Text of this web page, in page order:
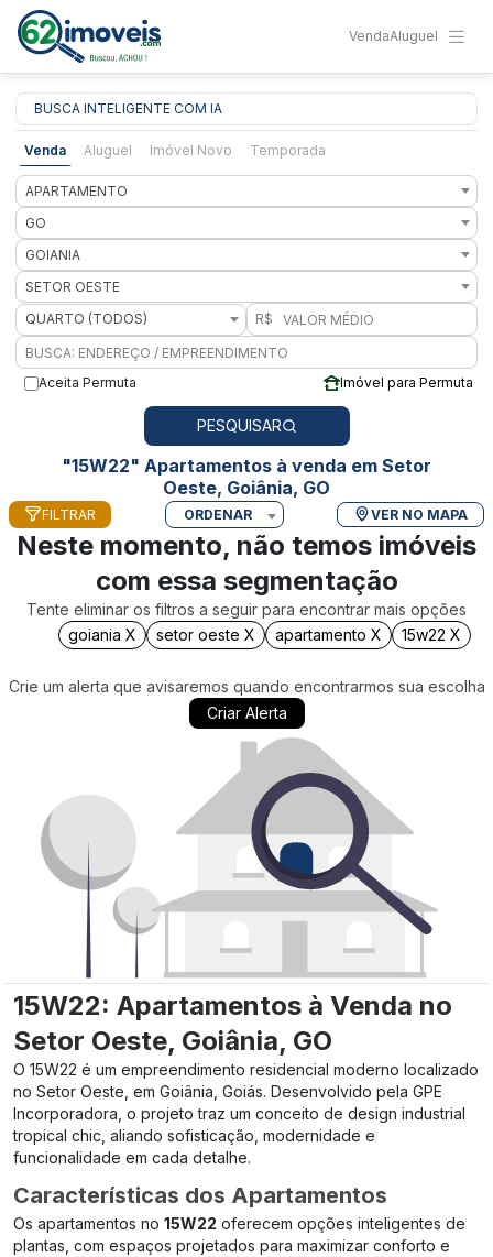
VendaAluguel
BUSCA INTELIGENTE COM IA
Venda Aluguel Imóvel Novo Temporada
APARTAMENTO
GO
GOIANIA
SETOR OESTE
QUARTO (TODOS)
R$
Aceita Permuta Imóvel para Permuta
PESQUISAR
"15W22" Apartamentos à venda em Setor
Oeste, Goiânia, GO
FILTRAR ORDENAR VER NO MAPA
Neste momento, não temos imóveis
com essa segmentação
Tente eliminar os filtros a seguir para encontrar mais opções
goiania X
setor oeste X apartamento X 15w22 X
Crie um alerta que avisaremos quando encontrarmos sua escolha
Criar Alerta
15W22: Apartamentos à Venda no
Setor Oeste, Goiânia, GO
O 15W22 é um empreendimento residencial moderno localizado
no Setor Oeste, em Goiânia, Goiás. Desenvolvido pela GPE
Incorporadora, o projeto traz um conceito de design industrial
tropical chic, aliando sofisticação, modernidade e
funcionalidade em cada detalhe.
Características dos Apartamentos
Os apartamentos no 15W22 oferecem opções inteligentes de
plantas, com espaços projetados para maximizar conforto e